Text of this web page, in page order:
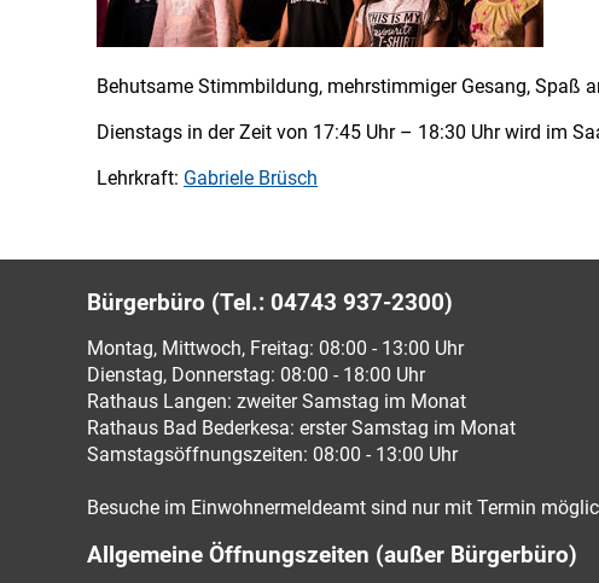
Behutsame Stimmbildung, mehrstimmiger Gesang, Spaß
Dienstags in der Zeit von 17:45 Uhr – 18:30 Uhr wird im
Lehrkraft: Gabriele Brüsch
Bürgerbüro (Tel.: 04743 937-2300)
Montag, Mittwoch, Freitag: 08:00 - 13:00 Uhr
Dienstag, Donnerstag: 08:00 - 18:00 Uhr
Rathaus Langen: zweiter Samstag im Monat
Rathaus Bad Bederkesa: erster Samstag im Monat
Samstagsöffnungszeiten: 08:00 - 13:00 Uhr
Besuche im Einwohnermeldeamt sind nur mit Termin
Allgemeine Öffnungszeiten (außer Bürgerbüro)